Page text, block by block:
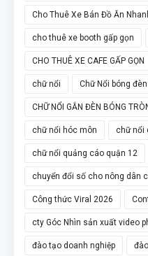
Cho Thuê Xe Bán Đồ Ăn
cho thuê xe booth gấp gọn
CHO THUÊ XE CAFE GẤP GỌN
chữ nổi Chữ Nổi bóng
CHỮ NỔI GẮN ĐÈN BÓNG
chữ nổi hóc môn chữ nổi
chữ nổi quảng cáo quận 12
chuyển đổi số cho nông dân
Công thức Viral 2026
cty Góc Nhìn sản xuất video
đào tạo doanh nghiệp